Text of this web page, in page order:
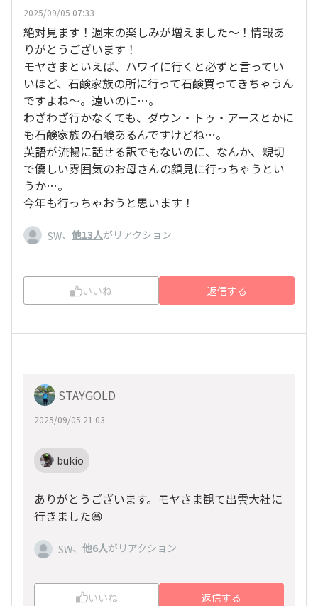
2025/09/05 07:33
絶対見ます！週末の楽しみが増えました〜！情報あ
りがとうございます！
モヤさまといえば、ハワイに行くと必ずと言ってい
いほど、石鹸家族の所に行って石鹸買ってきちゃうん
ですよね〜。遠いのに…。
わざわざ行かなくても、ダウン・トゥ・アースとかに
も石鹸家族の石鹸あるんですけどね…。
英語が流暢に話せる訳でもないのに、なんか、親切
で優しい雰囲気のお母さんの顔見に行っちゃうとい
うか…。
今年も行っちゃおうと思います！
SW、 他13人がリアクション
いいね 返信する
STAYGOLD
2025/09/05 21:03
bukio
ありがとうございます。モヤさま観て出雲大社に
行きました😆
SW、 他6人がリアクション
いいね 返信する